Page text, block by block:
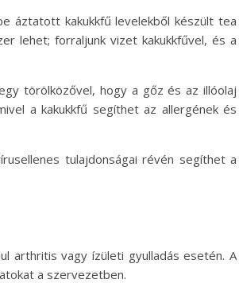
áztatott kakukkfű levelekből készült tea
lehet; forraljunk vizet kakukkfűvel, és a
törölközővel, hogy a gőz és az illóolaj
a kakukkfű segíthet az allergének és
tulajdonságai révén segíthet a
arthritis vagy ízületi gyulladás esetén. A
a szervezetben.